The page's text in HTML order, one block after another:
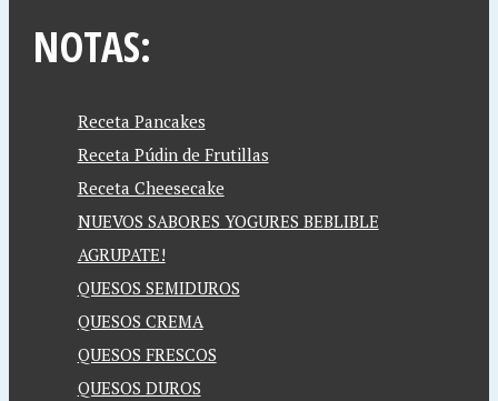
NOTAS:
Receta Pancakes
Receta Púdin de Frutillas
Receta Cheesecake
NUEVOS SABORES YOGURES BEBLIBLE
AGRUPATE!
QUESOS SEMIDUROS
QUESOS CREMA
QUESOS FRESCOS
QUESOS DUROS